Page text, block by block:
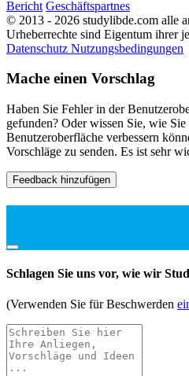
Bericht Geschäftspartnes
© 2013 - 2026 studylibde.com alle
Urheberrechte sind Eigentum ihrer
Datenschutz Nutzungsbedingungen
Mache einen Vorschlag
Haben Sie Fehler in der
gefunden? Oder wissen Sie, wie
Benutzeroberfläche verbessern
Vorschläge zu senden. Es ist sehr
Feedback hinzufügen
Schlagen Sie uns vor, wie wir
(Verwenden Sie für Beschwerden